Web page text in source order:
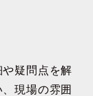
疑問点を解
現場の雰囲